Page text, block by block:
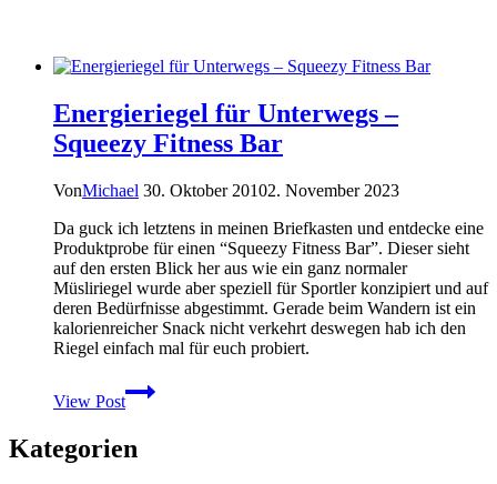
Energieriegel für Unterwegs –
Squeezy Fitness Bar
VonMichael 30. Oktober 20102. November 2023
Da guck ich letztens in meinen Briefkasten und entdecke eine
Produktprobe für einen “Squeezy Fitness Bar”. Dieser sieht
auf den ersten Blick her aus wie ein ganz normaler
Müsliriegel wurde aber speziell für Sportler konzipiert und auf
deren Bedürfnisse abgestimmt. Gerade beim Wandern ist ein
kalorienreicher Snack nicht verkehrt deswegen hab ich den
Riegel einfach mal für euch probiert.
View Post
Energieriegel
für
–
Kategorien